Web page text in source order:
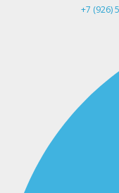
+7 (926)